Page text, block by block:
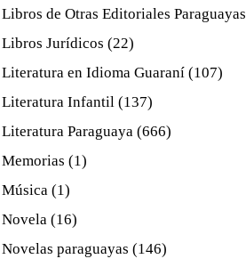
Libros de Otras Editoriales Paraguayas
Libros Jurídicos (22)
Literatura en Idioma Guaraní (107)
Literatura Infantil (137)
Literatura Paraguaya (666)
Memorias (1)
Música (1)
Novela (16)
Novelas paraguayas (146)